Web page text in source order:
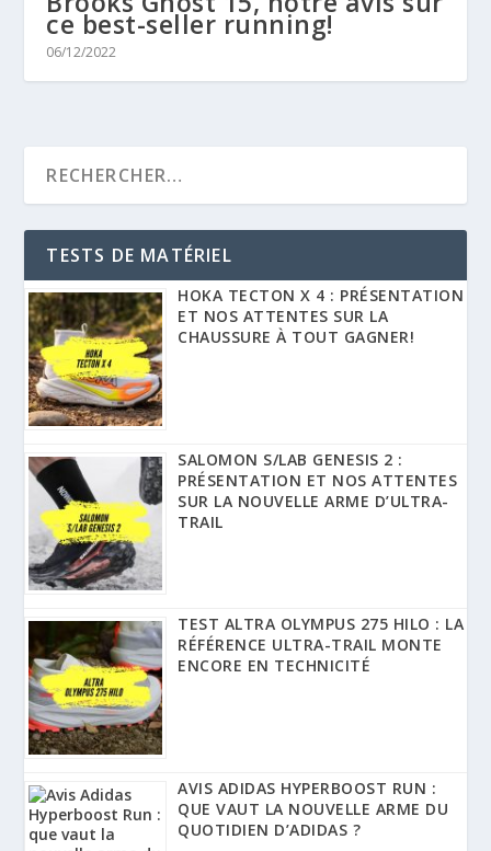
ce best-seller running!
06/12/2022
TESTS DE MATÉRIEL
HOKA TECTON X 4 : PRÉSENTATION
ET NOS ATTENTES SUR LA
CHAUSSURE À TOUT GAGNER!
SALOMON S/LAB GENESIS 2 :
PRÉSENTATION ET NOS ATTENTES
SUR LA NOUVELLE ARME D’ULTRA-
TRAIL
TEST ALTRA OLYMPUS 275 HILO : LA
RÉFÉRENCE ULTRA-TRAIL MONTE
ENCORE EN TECHNICITÉ
AVIS ADIDAS HYPERBOOST RUN :
QUE VAUT LA NOUVELLE ARME DU
QUOTIDIEN D’ADIDAS ?